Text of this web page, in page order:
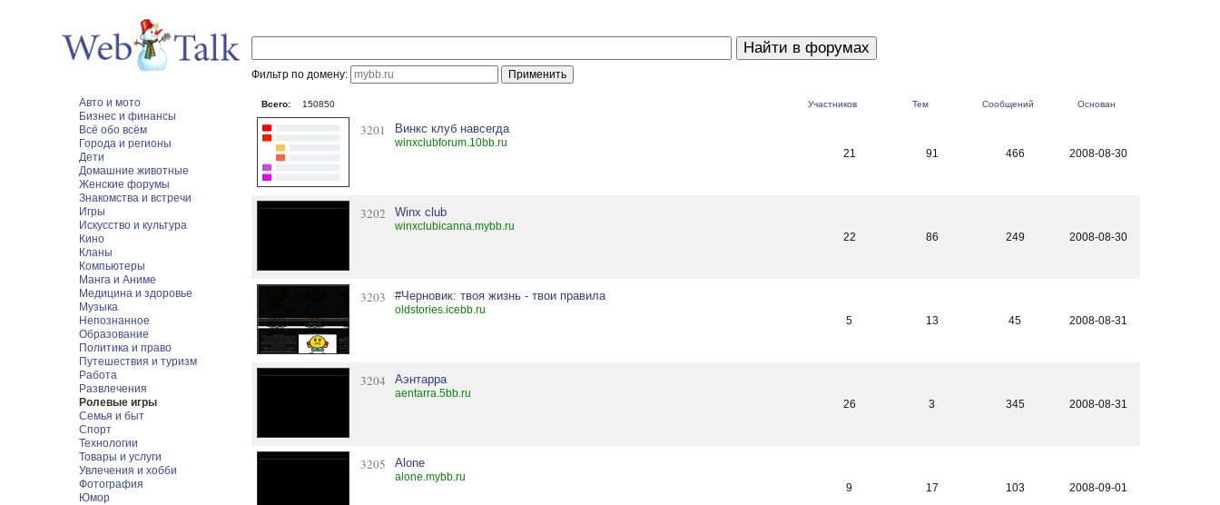
Фильтр по домену:
Авто и мото
Бизнес и финансы
Всё обо всём
Города и регионы
Дети
Домашние животные
Женские форумы
Знакомства и встречи
Игры
Искусство и культура
Кино
Кланы
Компьютеры
Манга и Аниме
Медицина и здоровье
Музыка
Непознанное
Образование
Политика и право
Путешествия и туризм
Работа
Развлечения
Ролевые игры
Семья и быт
Спорт
Технологии
Товары и услуги
Увлечения и хобби
Фотография
Юмор
Всего: 150850 Участников Тем Сообщений Основан
3201 Винкс клуб навсегда
winxclubforum.10bb.ru
21
91 466 2008-08-30
3202 Winx club
winxclubicanna.mybb.ru
22
86 249 2008-08-30
3203 #Черновик: твоя жизнь - твои правила
oldstories.icebb.ru
5
13 45 2008-08-31
3204 Аэнтарра
aentarra.5bb.ru
26
3 345 2008-08-31
3205 Alone
alone.mybb.ru
9
17 103 2008-09-01